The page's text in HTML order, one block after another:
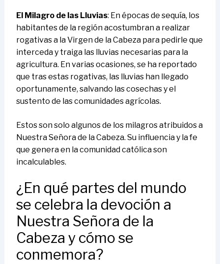
El Milagro de las Lluvias: En épocas de sequía, los
habitantes de la región acostumbran a realizar
rogativas a la Virgen de la Cabeza para pedirle que
interceda y traiga las lluvias necesarias para la
agricultura. En varias ocasiones, se ha reportado
que tras estas rogativas, las lluvias han llegado
oportunamente, salvando las cosechas y el
sustento de las comunidades agrícolas.
Estos son solo algunos de los milagros atribuidos a
Nuestra Señora de la Cabeza. Su influencia y la fe
que genera en la comunidad católica son
incalculables.
¿En qué partes del mundo
se celebra la devoción a
Nuestra Señora de la
Cabeza y cómo se
conmemora?